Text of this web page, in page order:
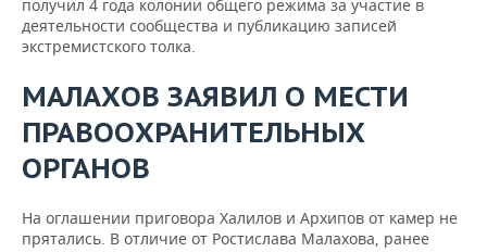
получил 4 года колонии общего режима за участие в
деятельности сообщества и публикацию записей
экстремистского толка.
МАЛАХОВ ЗАЯВИЛ О МЕСТИ
ПРАВООХРАНИТЕЛЬНЫХ
ОРГАНОВ
На оглашении приговора Халилов и Архипов от камер не
прятались. В отличие от Ростислава Малахова, ранее